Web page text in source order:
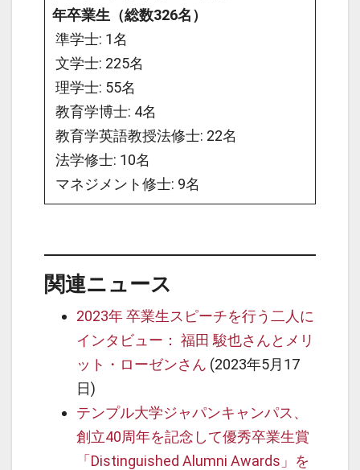
年卒業生（総数326名）
準学士: 1名
文学士: 225名
理学士: 55名
教育学博士: 4名
教育学英語教授法修士: 22名
法学修士: 10名
マネジメント修士: 9名
関連ニュース
2023年 卒業生スピーチを行う二人に
インタビュー： 福田 駿也さんとメリ
ット・ローゼンさん (2023年5月17
日)
テンプル大学ジャパンキャンパス、
創立40周年を記念して優秀卒業生賞
「Distinguished Alumni Awards」を